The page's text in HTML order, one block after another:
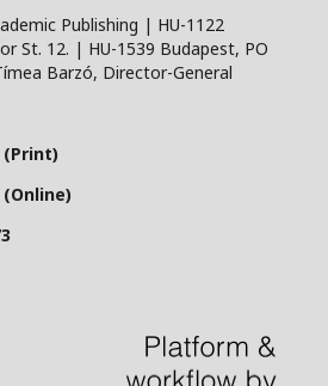
Publishing | HU-1122
St. 12. | HU-1539 Budapest, PO
Barzó, Director-General
(Print)
(Online)